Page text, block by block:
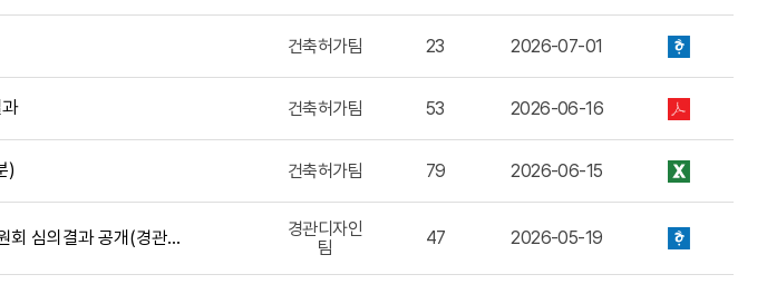
건축허가팀 23 2026-07-01
건축허가팀 53 2026-06-16
) 건축허가팀 79 2026-06-15
심의결과 공개(경관심의)
경관디자인
팀
47 2026-05-19